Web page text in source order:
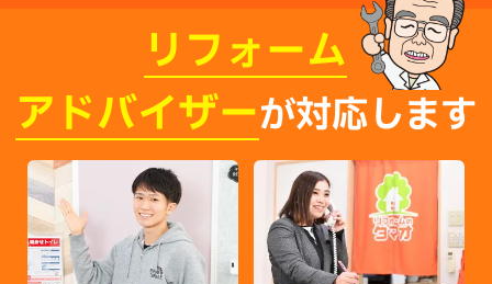
リフォーム
アドバイザーが対応します